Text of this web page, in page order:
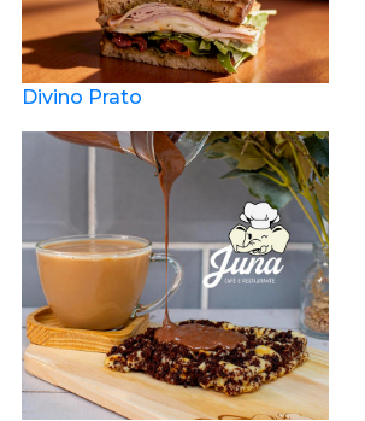
Divino Prato